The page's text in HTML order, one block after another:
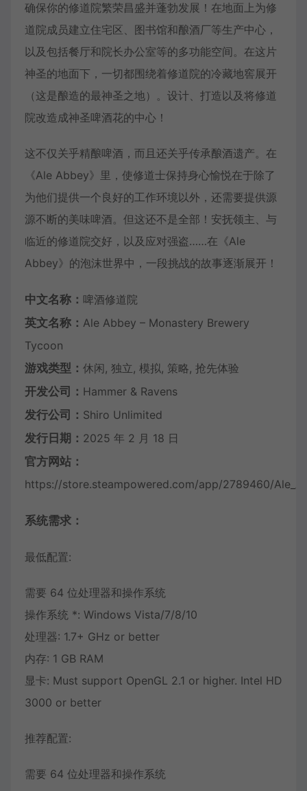
确保你的修道院繁荣昌盛并蓬勃发展！在地面上为修
道院成员建立住宅区、图书馆和酿酒厂等生产中心，
以及包括餐厅和院长办公室等的多功能空间。在这片
神圣的地面下，一切都围绕着修道院的冷藏地窖展开
（这是酿造的最神圣之地）。设计、打造以及将修道
院改造成神圣啤酒花的中心！
这不仅关乎精酿啤酒，而且还关乎传承酿酒遗产。在
《Ale Abbey》里，使修道士保持身心愉悦在于除了
为他们提供一个良好的工作环境以外，还需要提供源
源不断的美味啤酒。但这还不是全部！安抚领主、与
临近的修道院交好，以及应对强盗……在《Ale
Abbey》的泡沫世界中，一段挑战的故事逐渐展开！
中文名称： 啤酒修道院
英文名称： Ale Abbey – Monastery Brewery
Tycoon
游戏类型： 休闲, 独立, 模拟, 策略, 抢先体验
开发公司： Hammer & Ravens
发行公司： Shiro Unlimited
发行日期： 2025 年 2 月 18 日
官方网站：
https://store.steampowered.com/app/2789460/
系统需求：
最低配置:
需要 64 位处理器和操作系统
操作系统 *: Windows Vista/7/8/10
处理器: 1.7+ GHz or better
内存: 1 GB RAM
显卡: Must support OpenGL 2.1 or higher. Intel HD
3000 or better
推荐配置:
需要 64 位处理器和操作系统